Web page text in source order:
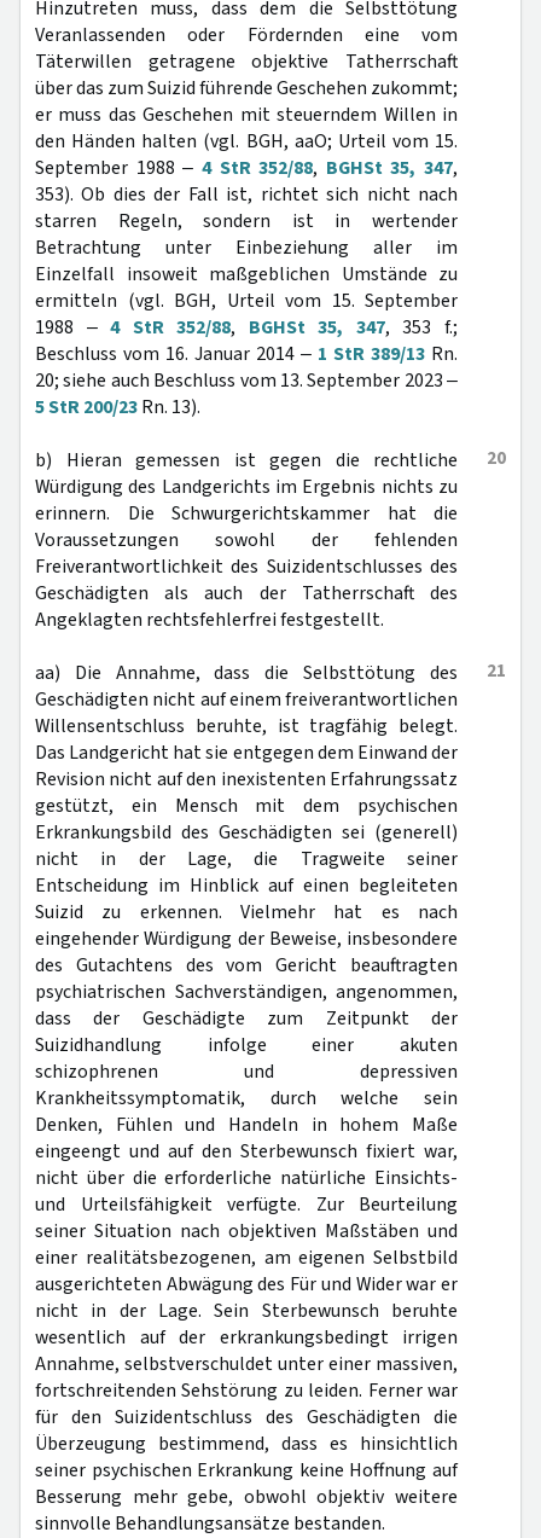
Hinzutreten muss, dass dem die Selbsttötung
Veranlassenden oder Fördernden eine vom
Täterwillen getragene objektive Tatherrschaft
über das zum Suizid führende Geschehen zukommt;
er muss das Geschehen mit steuerndem Willen in
den Händen halten (vgl. BGH, aaO; Urteil vom 15.
September 1988 ‒ 4 StR 352/88, BGHSt 35, 347,
353). Ob dies der Fall ist, richtet sich nicht nach
starren Regeln, sondern ist in wertender
Betrachtung unter Einbeziehung aller im
Einzelfall insoweit maßgeblichen Umstände zu
ermitteln (vgl. BGH, Urteil vom 15. September
1988 ‒4 StR 352/88, BGHSt 35, 347, 353 f.;
Beschluss vom 16. Januar 2014 ‒ 1 StR 389/13 Rn.
20; siehe auch Beschluss vom 13. September 2023 ‒
5 StR 200/23Rn. 13).
20
b) Hieran gemessen ist gegen die rechtliche
Würdigung des Landgerichts im Ergebnis nichts zu
erinnern. Die Schwurgerichtskammer hat die
Voraussetzungen sowohl der fehlenden
Freiverantwortlichkeit des Suizidentschlusses des
Geschädigten als auch der Tatherrschaft des
Angeklagten rechtsfehlerfrei festgestellt.
21
aa) Die Annahme, dass die Selbsttötung des
Geschädigten nicht auf einem freiverantwortlichen
Willensentschluss beruhte, ist tragfähig belegt.
Das Landgericht hat sie entgegen dem Einwand der
Revision nicht auf den inexistenten Erfahrungssatz
gestützt, ein Mensch mit dem psychischen
Erkrankungsbild des Geschädigten sei (generell)
nicht in der Lage, die Tragweite seiner
Entscheidung im Hinblick auf einen begleiteten
Suizid zu erkennen. Vielmehr hat es nach
eingehender Würdigung der Beweise, insbesondere
des Gutachtens des vom Gericht beauftragten
psychiatrischen Sachverständigen, angenommen,
dass der Geschädigte zum Zeitpunkt der
Suizidhandlung infolge einer akuten
schizophrenen und depressiven
Krankheitssymptomatik, durch welche sein
Denken, Fühlen und Handeln in hohem Maße
eingeengt und auf den Sterbewunsch fixiert war,
nicht über die erforderliche natürliche Einsichts-
und Urteilsfähigkeit verfügte. Zur Beurteilung
seiner Situation nach objektiven Maßstäben und
einer realitätsbezogenen, am eigenen Selbstbild
ausgerichteten Abwägung des Für und Wider war er
nicht in der Lage. Sein Sterbewunsch beruhte
wesentlich auf der erkrankungsbedingt irrigen
Annahme, selbstverschuldet unter einer massiven,
fortschreitenden Sehstörung zu leiden. Ferner war
für den Suizidentschluss des Geschädigten die
Überzeugung bestimmend, dass es hinsichtlich
seiner psychischen Erkrankung keine Hoffnung auf
Besserung mehr gebe, obwohl objektiv weitere
sinnvolle Behandlungsansätze bestanden.